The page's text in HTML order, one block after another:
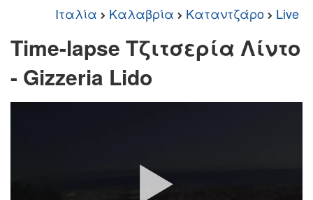
Ιταλία Καλαβρία Καταντζάρο Live
Time-lapse Τζιτσερία Λίντο
- Gizzeria Lido